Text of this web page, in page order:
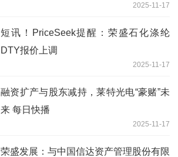
2025-11-17
短讯！PriceSeek提醒：荣盛石化涤纶
DTY报价上调
2025-11-17
融资扩产与股东减持，莱特光电“豪赌”未
来 每日快播
2025-11-17
荣盛发展：与中国信达资产管理股份有限